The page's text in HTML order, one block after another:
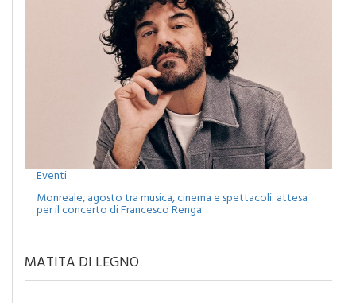
Eventi
Monreale, agosto tra musica, cinema e spettacoli: attesa
MATITA DI LEGNO